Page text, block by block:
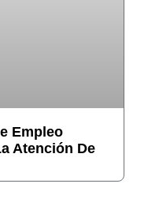
Empleo
Atención De